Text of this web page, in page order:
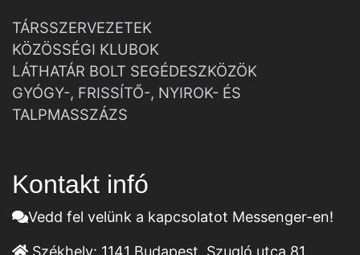
TÁRSSZERVEZETEK
KÖZÖSSÉGI KLUBOK
LÁTHATÁR BOLT SEGÉDESZKÖZÖK
GYÓGY-, FRISSÍTŐ-, NYIROK- ÉS
TALPMASSZÁZS
Kontakt infó
Vedd fel velünk a kapcsolatot Messenger-en!
Székhely: 1141 Budapest, Szugló utca 81.